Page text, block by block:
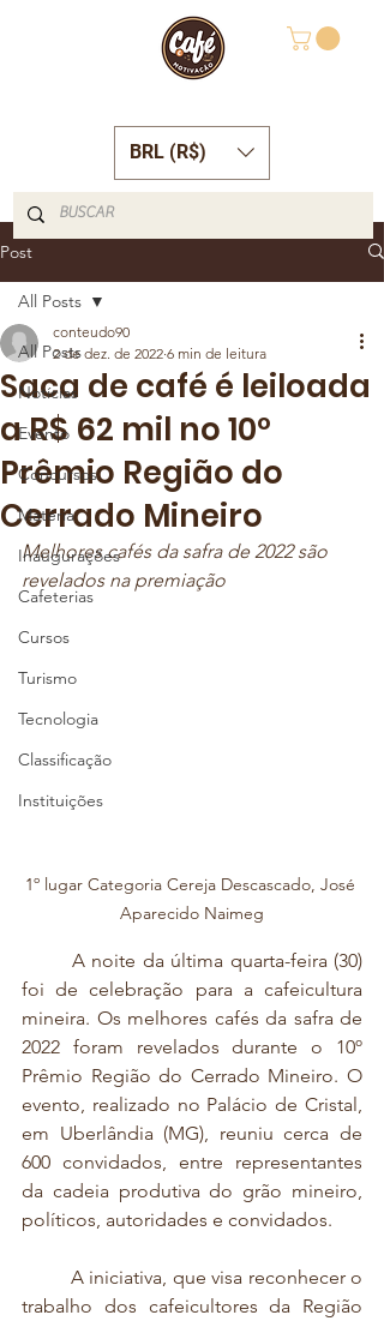
BRL (R$)
Post
All Posts
Notícias
Evento
Concursos
Matéria
Inaugurações
Cafeterias
Cursos
Turismo
Tecnologia
Classificação
Instituições
All Posts
Saca de café é leiloada
a R$ 62 mil no 10º
Prêmio Região do
Cerrado Mineiro
conteudo90
2 de dez. de 2022 6 min de leitura
Melhores cafés da safra de 2022 são
revelados na premiação
1º lugar Categoria Cereja Descascado, José
Aparecido Naimeg
foi de celebração para a cafeicultura
mineira. Os melhores cafés da safra de
2022 foram revelados durante o 10º
Prêmio Região do Cerrado Mineiro. O
evento, realizado no Palácio de Cristal,
em Uberlândia (MG), reuniu cerca de
600 convidados, entre representantes
da cadeia produtiva do grão mineiro,
políticos, autoridades e convidados.
trabalho dos cafeicultores da Região